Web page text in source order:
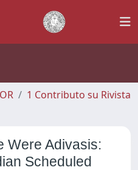
1 Contributo su Rivista
Were Adivasis:
Scheduled